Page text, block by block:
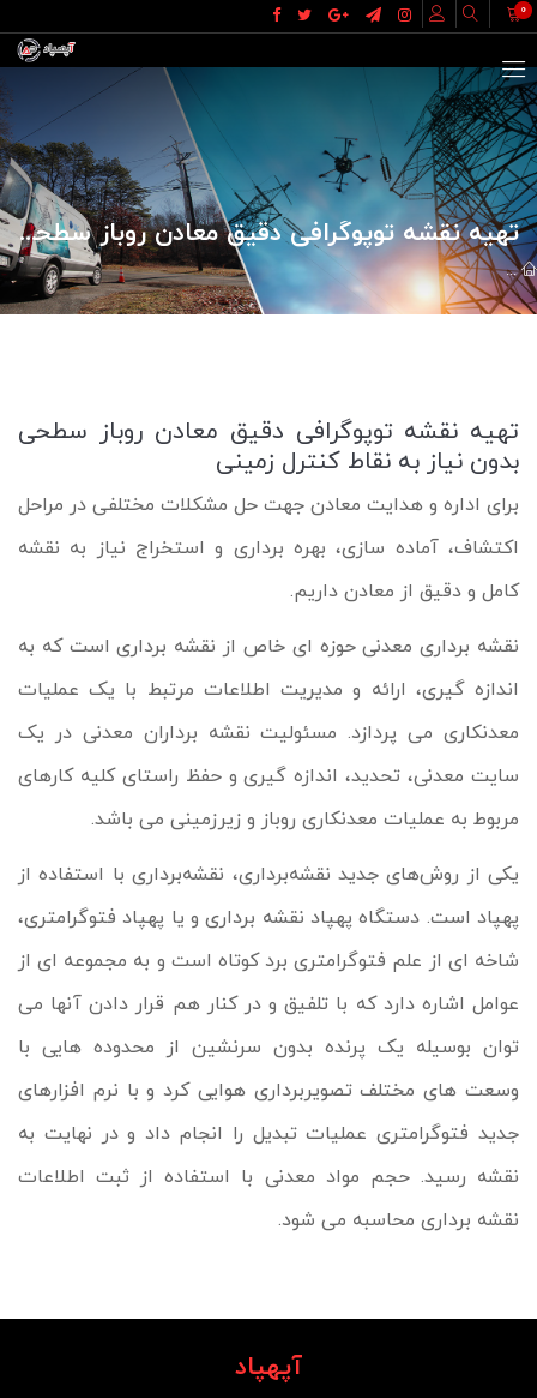
0
تهیه نقشه توپوگرافی دقیق معادن روباز سطحی بدون نیاز به نقاط کنترل زمینی
تهیه نقشه توپوگرافی دقیق معادن روباز سطحی بدون نیاز به نقاط کنترل
تهیه نقشه توپوگرافی دقیق معادن روباز سطحی
بدون نیاز به نقاط کنترل زمینی
برای اداره و هدایت معادن جهت حل مشکلات مختلفی در مراحل
اکتشاف، آماده سازی، بهره برداری و استخراج نیاز به نقشه
کامل و دقیق از معادن داریم.
نقشه برداری معدنی حوزه ای خاص از نقشه برداری است که به
اندازه گیری، ارائه و مدیریت اطلاعات مرتبط با یک عملیات
معدنکاری می پردازد. مسئولیت نقشه برداران معدنی در یک
سایت معدنی، تحدید، اندازه گیری و حفظ راستای کلیه کارهای
مربوط به عملیات معدنکاری روباز و زیرزمینی می باشد.
یکی از روش‌های جدید نقشه‌برداری، نقشه‌برداری با استفاده از
پهپاد است. دستگاه پهپاد نقشه برداری و یا پهپاد فتوگرامتری،
شاخه ای از علم فتوگرامتری برد کوتاه است و به مجموعه ای از
عوامل اشاره دارد که با تلفیق و در کنار هم قرار دادن آنها می
توان بوسیله یک پرنده بدون سرنشین از محدوده هایی با
وسعت های مختلف تصویربرداری هوایی کرد و با نرم افزارهای
جدید فتوگرامتری عملیات تبدیل را انجام داد و در نهایت به
نقشه رسید. حجم مواد معدنی با استفاده از ثبت اطلاعات
نقشه برداری محاسبه می شود.
آپهپاد